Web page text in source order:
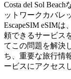
Costa del Sol
ットワークカバレ
EscapeSIM eSIM
頼できるサービス
てこの問題を解決
ち、重要な旅行情
ービスにアクセス